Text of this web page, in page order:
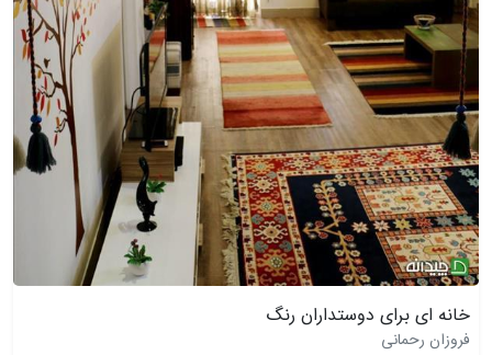
خانه ای برای دوستداران رنگ
فروزان رحمانی